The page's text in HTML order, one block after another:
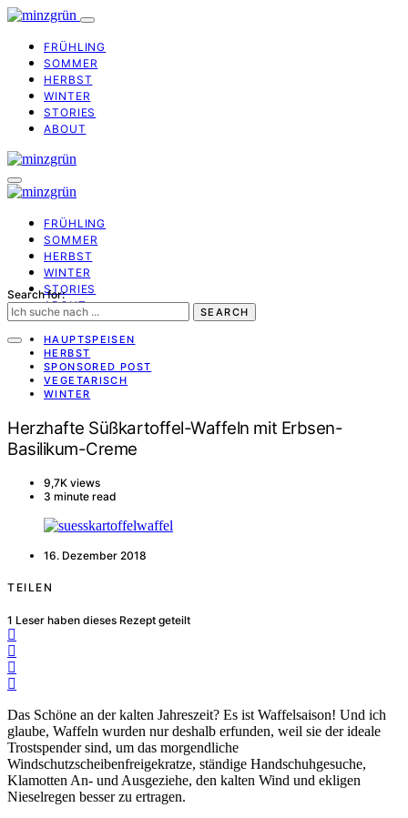
FRÜHLING
SOMMER
HERBST
WINTER
STORIES
ABOUT
FRÜHLING
SOMMER
HERBST
WINTER
STORIES
ABOUT
Search for:
SEARCH
HAUPTSPEISEN
HERBST
SPONSORED POST
VEGETARISCH
WINTER
Herzhafte Süßkartoffel-Waffeln mit Erbsen-
Basilikum-Creme
9,7K views
3 minute read
16. Dezember 2018
TEILEN
1 Leser haben dieses Rezept geteilt
Das Schöne an der kalten Jahreszeit? Es ist Waffelsaison! Und ich
glaube, Waffeln wurden nur deshalb erfunden, weil sie der ideale
Trostspender sind, um das morgendliche
Windschutzscheibenfreigekratze, ständige Handschuhgesuche,
Klamotten An- und Ausgeziehe, den kalten Wind und ekligen
Nieselregen besser zu ertragen.